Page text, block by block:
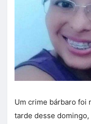
Um crime bárbaro foi
tarde desse domingo,